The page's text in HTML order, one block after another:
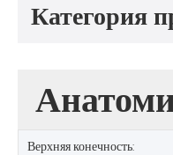
Категория
Верхняя конечность: